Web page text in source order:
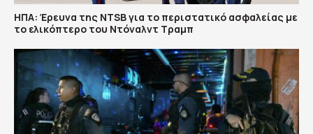
ΗΠΑ: Έρευνα της NTSB για το περιστατικό ασφαλείας με
το ελικόπτερο του Ντόναλντ Τραμπ